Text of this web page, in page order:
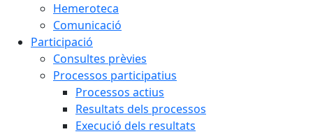
Hemeroteca
Comunicació
Participació
Consultes prèvies
Processos participatius
Processos actius
Resultats dels processos
Execució dels resultats